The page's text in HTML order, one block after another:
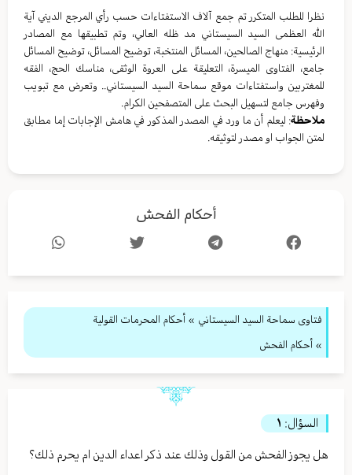
نظرا للطلب المتكرر تم جمع آلاف الاستفتاءات حسب رأي المرجع الديني آية
الله العظمى السيد السيستاني مد ظله العالي، وتم تطبيقها مع المصادر
الرئيسية: منهاج الصالحين، المسائل المنتخبة، توضيح المسائل، توضيح المسائل
جامع، الفتاوى الميسرة، التعليقة على العروة الوثقى، مناسك الحج، الفقه
للمغتربين واستفتاءات موقع سماحة السيد السيستاني.. وتعرض مع تبويب
وفهرس جامع لتسهيل البحث على المتصفحين الكرام.
ملاحظة: ليعلم أن ما ورد في المصدر المذكور في هامش الإجابات إما مطابق
لمتن الجواب او مصدر لتوثيقه.
أحكام الفحش
فتاوى سماحة السيد السيستاني » أحكام المحرمات القولية
» أحكام الفحش
السؤال: ١
هل يجوز الفحش من القول وذلك عند ذكر اعداء الدين ام يحرم ذلك؟